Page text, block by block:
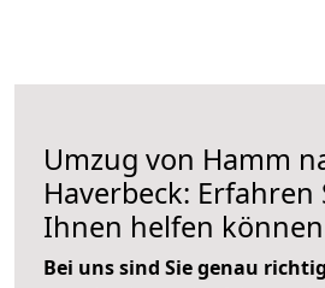
Umzug von Hamm
Haverbeck: Erfahren
Ihnen helfen können
Bei uns sind Sie genau richtig